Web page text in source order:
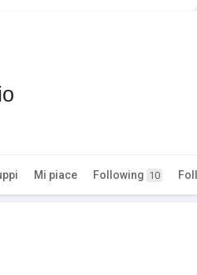
Mi piace Following 10